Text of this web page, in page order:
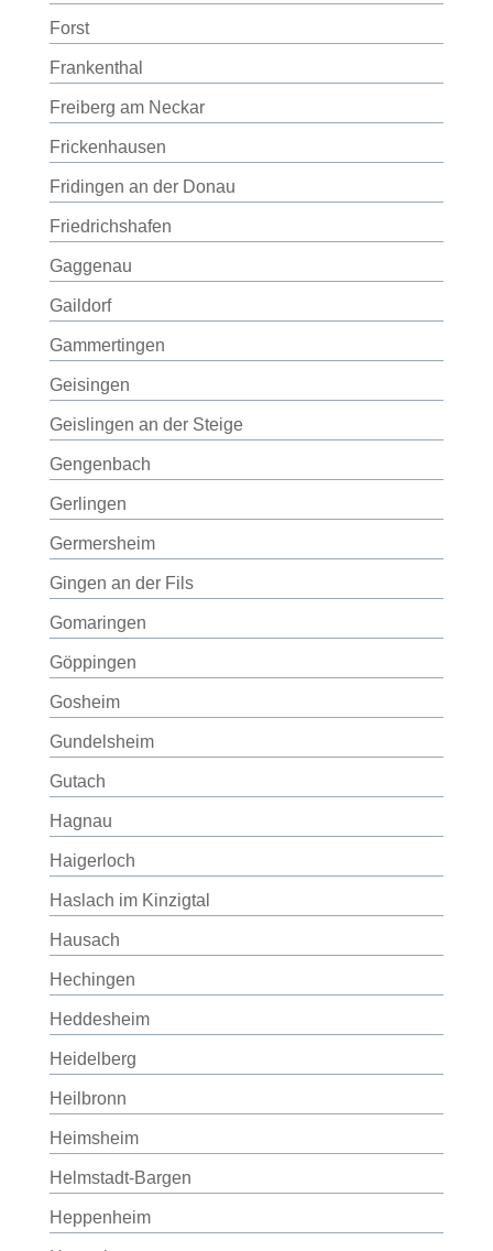
Forst
Frankenthal
Freiberg am Neckar
Frickenhausen
Fridingen an der Donau
Friedrichshafen
Gaggenau
Gaildorf
Gammertingen
Geisingen
Geislingen an der Steige
Gengenbach
Gerlingen
Germersheim
Gingen an der Fils
Gomaringen
Göppingen
Gosheim
Gundelsheim
Gutach
Hagnau
Haigerloch
Haslach im Kinzigtal
Hausach
Hechingen
Heddesheim
Heidelberg
Heilbronn
Heimsheim
Helmstadt-Bargen
Heppenheim